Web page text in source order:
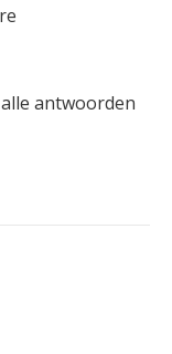
antwoorden